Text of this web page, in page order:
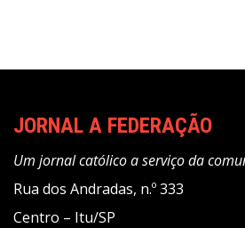
JORNAL A FEDERAÇÃO
Um jornal católico a serviço da
Rua dos Andradas, n.º 333
Centro – Itu/SP